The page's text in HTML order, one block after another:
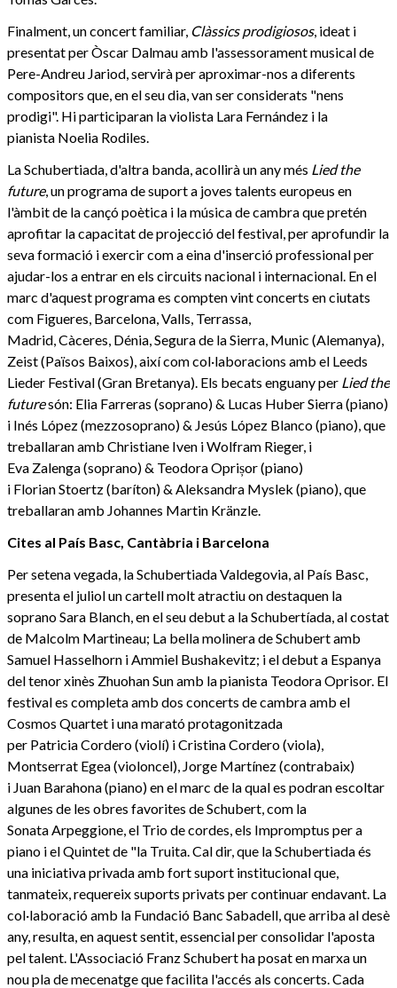
Finalment, un concert familiar, Clàssics prodigiosos, ideat i
presentat per Òscar Dalmau amb l'assessorament musical de
Pere-Andreu Jariod, servirà per aproximar-nos a diferents
compositors que, en el seu dia, van ser considerats "nens
prodigi". Hi participaran la violista Lara Fernández i la
pianista Noelia Rodiles.
La Schubertiada, d'altra banda, acollirà un any més Lied the
future, un programa de suport a joves talents europeus en
l'àmbit de la cançó poètica i la música de cambra que pretén
aprofitar la capacitat de projecció del festival, per aprofundir la
seva formació i exercir com a eina d'inserció professional per
ajudar-los a entrar en els circuits nacional i internacional. En el
marc d'aquest programa es compten vint concerts en ciutats
com Figueres, Barcelona, Valls, Terrassa,
Madrid, Càceres, Dénia, Segura de la Sierra, Munic (Alemanya),
Zeist (Països Baixos), així com col·laboracions amb el Leeds
Lieder Festival (Gran Bretanya). Els becats enguany per Lied the
futuresón: Elia Farreras (soprano) & Lucas Huber Sierra (piano)
i Inés López (mezzosoprano) & Jesús López Blanco (piano), que
treballaran amb Christiane Iven i Wolfram Rieger, i
Eva Zalenga (soprano) & Teodora Oprișor (piano)
i Florian Stoertz (baríton) & Aleksandra Myslek (piano), que
treballaran amb Johannes Martin Kränzle.
Cites al País Basc, Cantàbria i Barcelona
Per setena vegada, la Schubertiada Valdegovia, al País Basc,
presenta el juliol un cartell molt atractiu on destaquen la
soprano Sara Blanch, en el seu debut a la Schubertíada, al costat
de Malcolm Martineau; La bella molinera de Schubert amb
Samuel Hasselhorn i Ammiel Bushakevitz; i el debut a Espanya
del tenor xinès Zhuohan Sun amb la pianista Teodora Oprisor. El
festival es completa amb dos concerts de cambra amb el
Cosmos Quartet i una marató protagonitzada
per Patricia Cordero (violí) i Cristina Cordero (viola),
Montserrat Egea (violoncel), Jorge Martínez (contrabaix)
i Juan Barahona (piano) en el marc de la qual es podran escoltar
algunes de les obres favorites de Schubert, com la
Sonata Arpeggione, el Trio de cordes, els Impromptus per a
piano i el Quintet de "la Truita. Cal dir, que la Schubertiada és
una iniciativa privada amb fort suport institucional que,
tanmateix, requereix suports privats per continuar endavant. La
col·laboració amb la Fundació Banc Sabadell, que arriba al desè
any, resulta, en aquest sentit, essencial per consolidar l'aposta
pel talent. L'Associació Franz Schubert ha posat en marxa un
nou pla de mecenatge que facilita l'accés als concerts. Cada